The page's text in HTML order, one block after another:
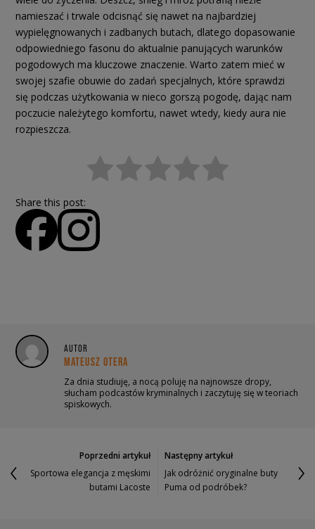
namieszać i trwale odcisnąć się nawet na najbardziej
wypielęgnowanych i zadbanych butach, dlatego dopasowanie
odpowiedniego fasonu do aktualnie panujących warunków
pogodowych ma kluczowe znaczenie. Warto zatem mieć w
swojej szafie obuwie do zadań specjalnych, które sprawdzi
się podczas użytkowania w nieco gorszą pogodę, dając nam
poczucie należytego komfortu, nawet wtedy, kiedy aura nie
rozpieszcza.
Share this post:
AUTOR
MATEUSZ OTERA
Za dnia studiuję, a nocą poluję na najnowsze dropy,
słucham podcastów kryminalnych i zaczytuję się w teoriach
spiskowych.
Poprzedni artykuł
Sportowa elegancja z męskimi
butami Lacoste
Następny artykuł
Jak odróżnić oryginalne buty
Puma od podróbek?